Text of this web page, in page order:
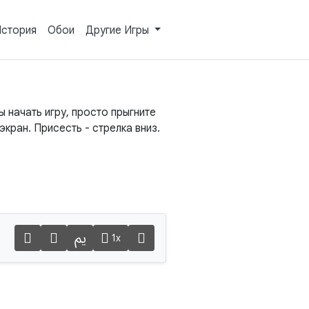
Обои Другие Игры
игру, просто прыгните
Присесть - стрелка вниз.
1x